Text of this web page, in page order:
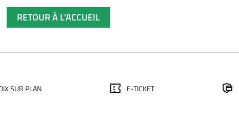
RETOUR À L'ACCUEIL
SUR PLAN E-TICKET